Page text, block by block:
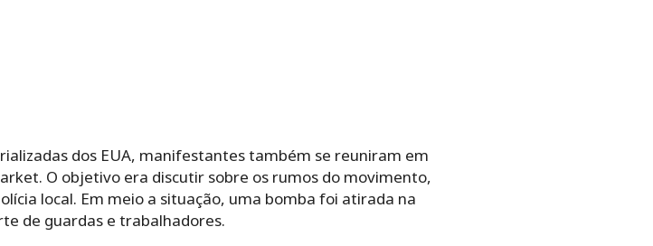
dos EUA, manifestantes também se reuniram em
O objetivo era discutir sobre os rumos do movimento,
local. Em meio a situação, uma bomba foi atirada na
de guardas e trabalhadores.